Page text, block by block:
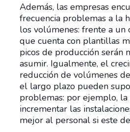
Además, las empresas
frecuencia problemas a la
los volúmenes: frente a un
que cuenta con plantillas
picos de producción serán
asumir. Igualmente, el
reducción de volúmenes
el largo plazo pueden
problemas: por ejemplo, la
incrementar las
mejor al personal si este